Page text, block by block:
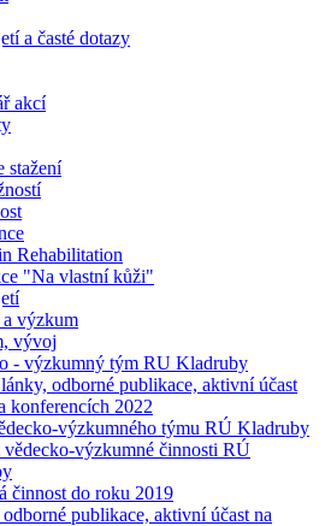
a časté dotazy
akcí
stažení
Rehabilitation
"Na vlastní kůži"
výzkum
vývoj
- výzkumný tým RU Kladruby
odborné publikace, aktivní účast
konferencích 2022
výzkumného týmu RÚ Kladruby
vědecko-výzkumné činnosti RÚ
činnost do roku 2019
publikace, aktivní účast na